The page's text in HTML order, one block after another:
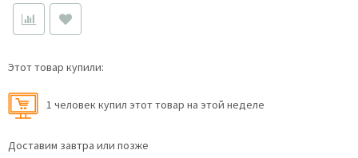
Этот товар купили:
1 человек купил этот товар на этой неделе
Доставим завтра или позже